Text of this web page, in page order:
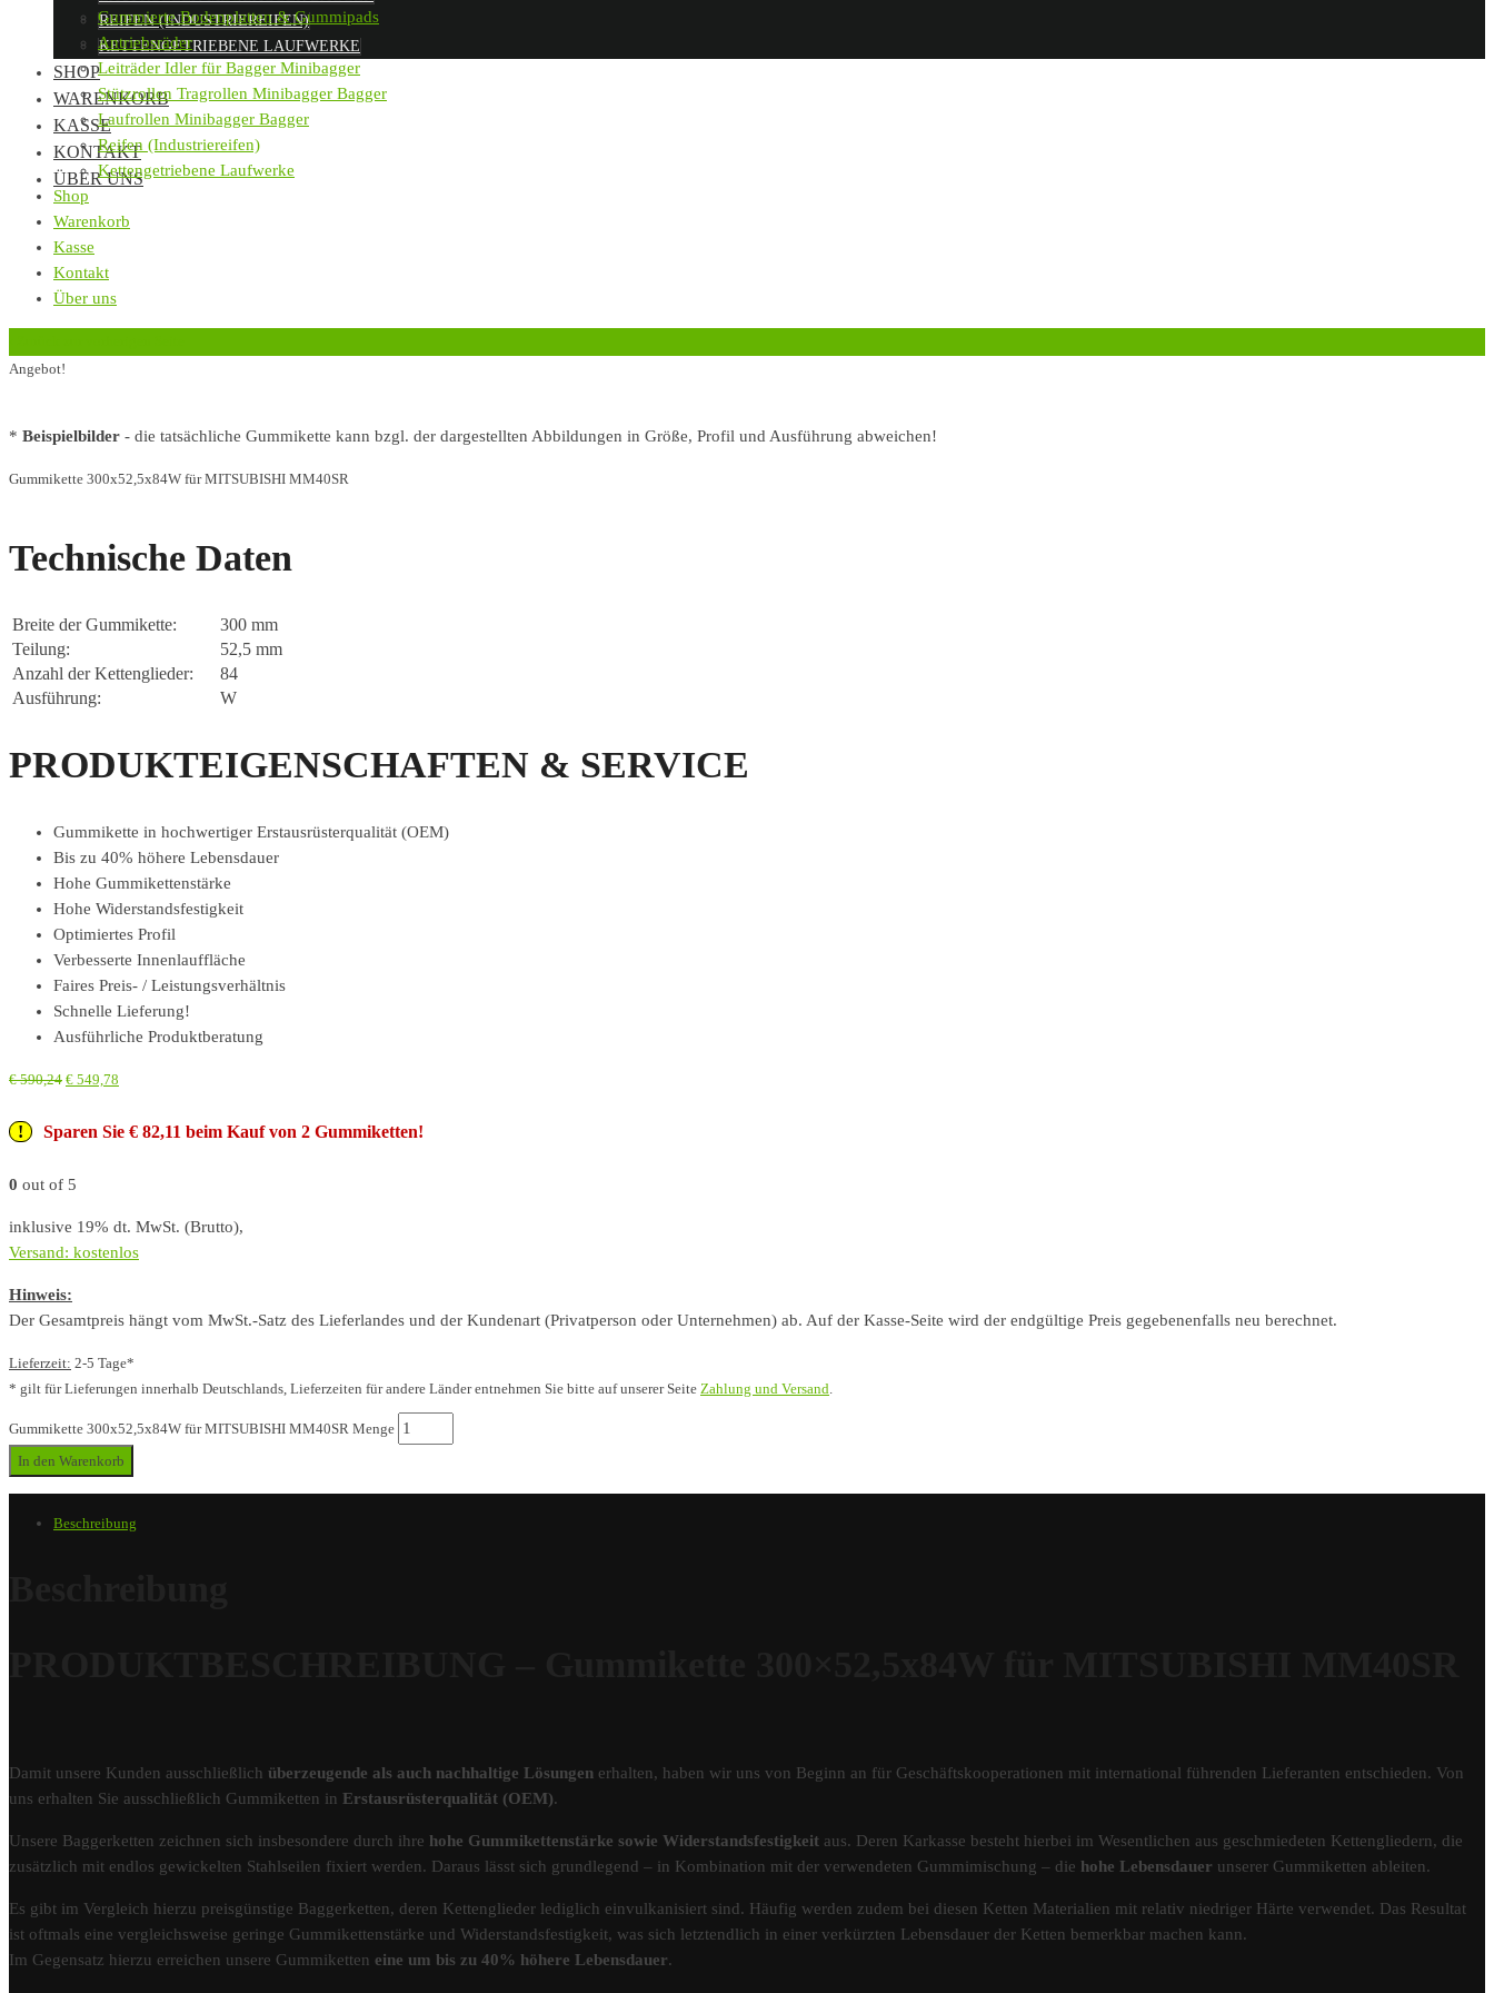
REIFEN (INDUSTRIEREIFEN)
KETTENGETRIEBENE LAUFWERKE
SHOP
WARENKORB
KASSE
KONTAKT
ÜBER UNS
Gummierte Bodenplatten & Gummipads
Antriebsräder
Leiträder Idler für Bagger Minibagger
Stützrollen Tragrollen Minibagger Bagger
Laufrollen Minibagger Bagger
Reifen (Industriereifen)
Kettengetriebene Laufwerke
Shop
Warenkorb
Kasse
Kontakt
Über uns
Angebot!
* Beispielbilder - die tatsächliche Gummikette kann bzgl. der dargestellten Abbildungen in Größe, Profil und Ausführung abweichen!
Gummikette 300x52,5x84W für MITSUBISHI MM40SR
Technische Daten
Breite der Gummikette:
300 mm
Teilung:
52,5 mm
Anzahl der Kettenglieder:
84
Ausführung:
W
PRODUKTEIGENSCHAFTEN & SERVICE
Gummikette in hochwertiger Erstausrüsterqualität (OEM)
Bis zu 40% höhere Lebensdauer
Hohe Gummikettenstärke
Hohe Widerstandsfestigkeit
Optimiertes Profil
Verbesserte Innenlauffläche
Faires Preis- / Leistungsverhältnis
Schnelle Lieferung!
Ausführliche Produktberatung
€590,24 € 549,78
Sparen Sie € 82,11 beim Kauf von 2 Gummiketten!
0 out of 5
inklusive 19% dt. MwSt. (Brutto),
Versand: kostenlos
Hinweis:
Der Gesamtpreis hängt vom MwSt.-Satz des Lieferlandes und der Kundenart (Privatperson oder Unternehmen) ab. Auf der Kasse-Seite wird der endgültige Preis gegebenenfalls neu berechnet.
Lieferzeit: 2-5 Tage*
* gilt für Lieferungen innerhalb Deutschlands, Lieferzeiten für andere Länder entnehmen Sie bitte auf unserer Seite Zahlung und Versand
Gummikette 300x52,5x84W für MITSUBISHI MM40SR Menge
In den Warenkorb
Beschreibung
Damit unsere Kunden ausschließlich überzeugende als auch nachhaltige Lösungen erhalten, haben wir uns von Beginn an für Geschäftskooperationen mit international führenden Lieferanten entschieden. Von
uns erhalten Sie ausschließlich Gummiketten in Erstausrüsterqualität (OEM).
Unsere Baggerketten zeichnen sich insbesondere durch ihre hohe Gummikettenstärke sowie Widerstandsfestigkeit aus. Deren Karkasse besteht hierbei im Wesentlichen aus geschmiedeten Kettengliedern, die
zusätzlich mit endlos gewickelten Stahlseilen fixiert werden. Daraus lässt sich grundlegend – in Kombination mit der verwendeten Gummimischung – die hohe Lebensdauer unserer Gummiketten ableiten.
Es gibt im Vergleich hierzu preisgünstige Baggerketten, deren Kettenglieder lediglich einvulkanisiert sind. Häufig werden zudem bei diesen Ketten Materialien mit relativ niedriger Härte verwendet. Das Resultat
ist oftmals eine vergleichsweise geringe Gummikettenstärke und Widerstandsfestigkeit, was sich letztendlich in einer verkürzten Lebensdauer der Ketten bemerkbar machen kann.
Im Gegensatz hierzu erreichen unsere Gummiketten eine um bis zu 40% höhere Lebensdauer.